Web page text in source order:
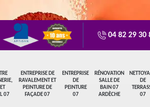
07
ENTREPRISE DE
RAVALEMENT ET
PEINTURE DE
FAÇADE 07
ENTREPRISE
DE
PEINTURE
07
RÉNOVATION
SALLE DE
BAIN 07
ARDÈCHE
DE
07
04 82 29 30